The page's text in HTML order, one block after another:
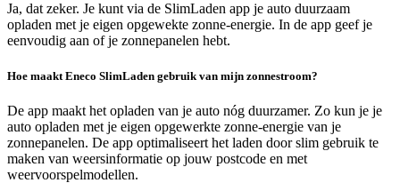
Ja, dat zeker. Je kunt via de SlimLaden app je auto duurzaam
opladen met je eigen opgewekte zonne-energie. In de app geef je
eenvoudig aan of je zonnepanelen hebt.
Hoe maakt Eneco SlimLaden gebruik van mijn zonnestroom?
De app maakt het opladen van je auto nóg duurzamer. Zo kun je je
auto opladen met je eigen opgewerkte zonne-energie van je
zonnepanelen. De app optimaliseert het laden door slim gebruik te
maken van weersinformatie op jouw postcode en met
weervoorspelmodellen.